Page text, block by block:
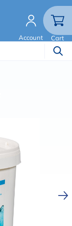
Account Cart